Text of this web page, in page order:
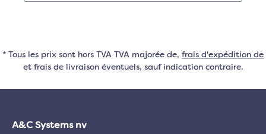
* Tous les prix sont hors TVA TVA majorée de, frais d'expédition de
et frais de livraison éventuels, sauf indication contraire.
A&C Systems nv